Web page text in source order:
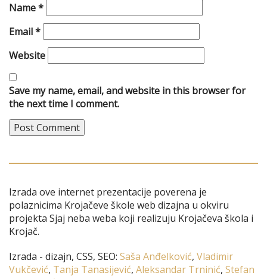
Name*
Email*
Website
Save my name, email, and website in this browser for
the next time I comment.
Izrada ove internet prezentacije poverena je
polaznicima Krojačeve škole web dizajna u okviru
projekta Sjaj neba weba koji realizuju Krojačeva škola i
Krojač.
Izrada - dizajn, CSS, SEO: Saša Anđelković, Vladimir
Vukčević, Tanja Tanasijević, Aleksandar Trninić, Stefan